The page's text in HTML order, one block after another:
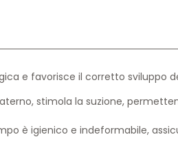
e favorisce il corretto sviluppo
stimola la suzione,
è igienico e indeformabile,